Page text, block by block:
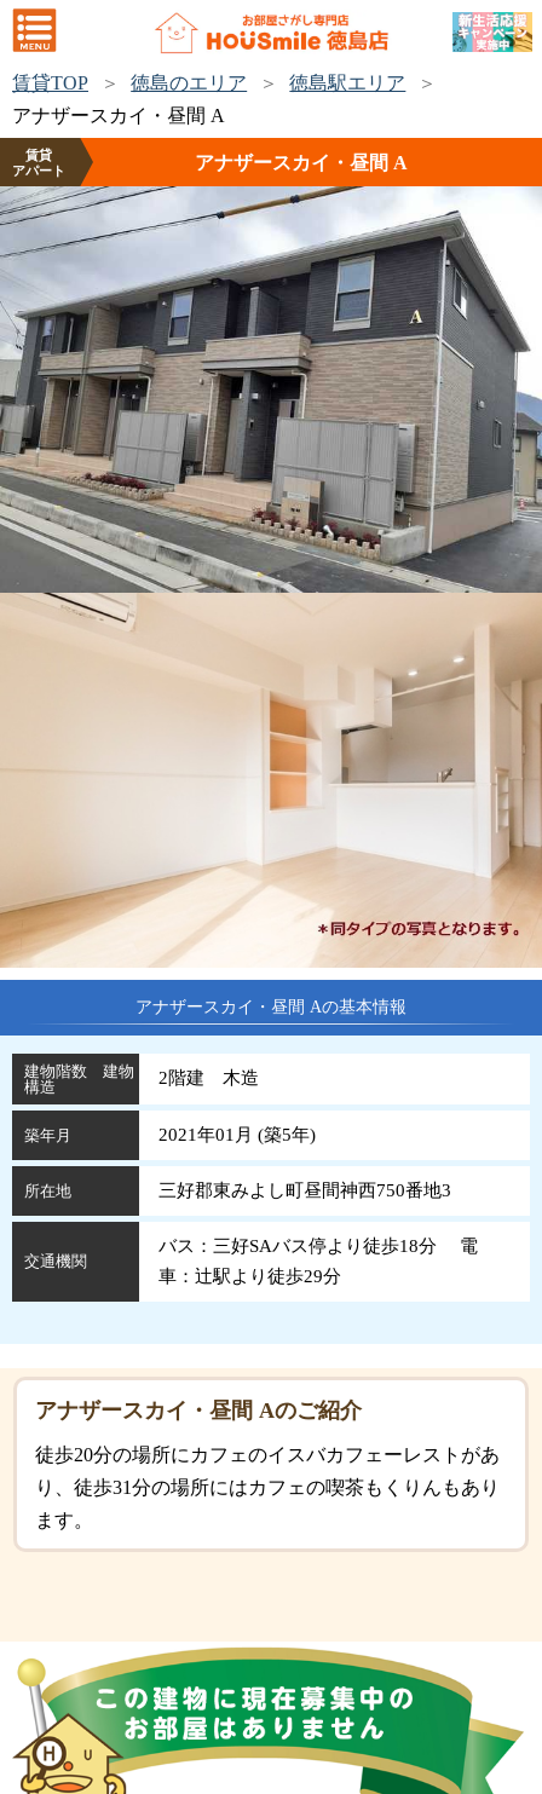
賃貸TOP 徳島のエリア
徳島駅エリア
アナザースカイ・昼間 A
賃貸
アパート
アナザースカイ・昼間 A
アナザースカイ・昼間 Aの基本情報
建物階数 建物
構造
2階建 木造
築年月 2021年01月 (築5年)
所在地 三好郡東みよし町昼間神西750番地3
交通機関
バス：三好SAバス停より徒歩18分 電
車：辻駅より徒歩29分
アナザースカイ・昼間 Aのご紹介
徒歩20分の場所にカフェのイスバカフェーレストがあ
り、徒歩31分の場所にはカフェの喫茶もくりんもあり
ます。